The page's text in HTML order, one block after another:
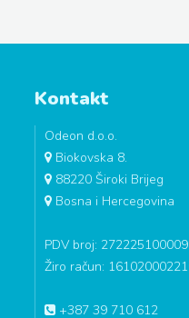
Kontakt
Odeon d.o.o.
Biokovska 8.
88220 Široki Brijeg
Bosna i Hercegovina
PDV broj: 272225100009
Žiro račun:
+387 39 710 612